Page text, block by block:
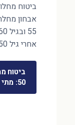
ביטוח
אבחון
אחרי גיל 50.
ביטוח
50: מתי זה שווה את הכסף?